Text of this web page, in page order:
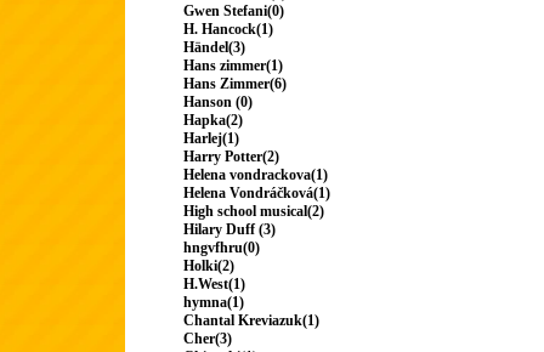
Gwen Stefani(0)
H. Hancock(1)
Händel(3)
Hans zimmer(1)
Hans Zimmer(6)
Hanson (0)
Hapka(2)
Harlej(1)
Harry Potter(2)
Helena vondrackova(1)
Helena Vondráčková(1)
High school musical(2)
Hilary Duff (3)
hngvfhru(0)
Holki(2)
H.West(1)
hymna(1)
Chantal Kreviazuk(1)
Cher(3)